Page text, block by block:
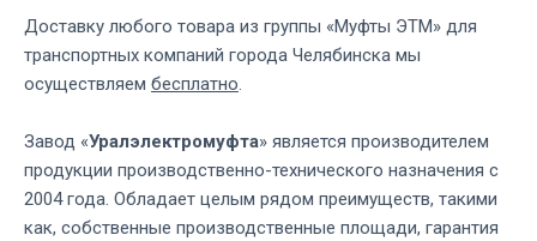
Доставку любого товара из группы «Муфты ЭТМ» для
транспортных компаний города Челябинска мы
осуществляем бесплатно.
Завод «Уралэлектромуфта» является производителем
продукции производственно-технического назначения с
2004 года. Обладает целым рядом преимуществ, такими
как, собственные производственные площади, гарантия